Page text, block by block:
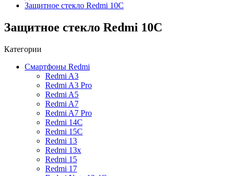
Защитное стекло Redmi 10C
Защитное стекло Redmi 10C
Категории
Смартфоны Redmi
Redmi A3
Redmi A3 Pro
Redmi A5
Redmi A7
Redmi A7 Pro
Redmi 14C
Redmi 15C
Redmi 13
Redmi 13x
Redmi 15
Redmi 17